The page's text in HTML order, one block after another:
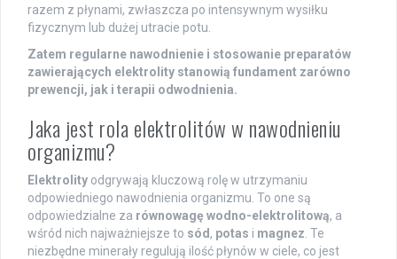
razem z płynami, zwłaszcza po intensywnym wysiłku
fizycznym lub dużej utracie potu.
Zatem regularne nawodnienie i stosowanie preparatów
zawierających elektrolity stanowią fundament zarówno
prewencji, jak i terapii odwodnienia.
Jaka jest rola elektrolitów w nawodnieniu
organizmu?
Elektrolity odgrywają kluczową rolę w utrzymaniu
odpowiedniego nawodnienia organizmu. To one są
odpowiedzialne za równowagę wodno-elektrolitową, a
wśród nich najważniejsze to sód , potas i magnez . Te
niezbędne minerały regulują ilość płynów w ciele, co jest